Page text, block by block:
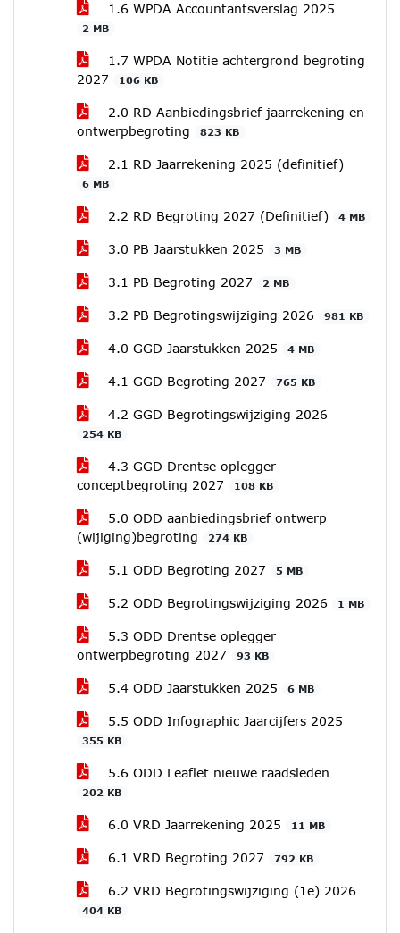
1.6 WPDA Accountantsverslag 2025
2 MB
1.7 WPDA Notitie achtergrond begroting
2027
106 KB
2.0 RD Aanbiedingsbrief jaarrekening en
ontwerpbegroting
823 KB
2.1 RD Jaarrekening 2025 (definitief)
6 MB
2.2 RD Begroting 2027 (Definitief) 4 MB
3.0 PB Jaarstukken 2025 3 MB
3.1 PB Begroting 2027 2 MB
3.2 PB Begrotingswijziging 2026 981 KB
4.0 GGD Jaarstukken 2025 4 MB
4.1 GGD Begroting 2027 765 KB
4.2 GGD Begrotingswijziging 2026
254 KB
4.3 GGD Drentse oplegger
conceptbegroting 2027
108 KB
5.0 ODD aanbiedingsbrief ontwerp
(wijiging)begroting
274 KB
5.1 ODD Begroting 2027 5 MB
5.2 ODD Begrotingswijziging 2026 1 MB
5.3 ODD Drentse oplegger
ontwerpbegroting 2027
93 KB
5.4 ODD Jaarstukken 2025 6 MB
5.5 ODD Infographic Jaarcijfers 2025
355 KB
5.6 ODD Leaflet nieuwe raadsleden
202 KB
6.0 VRD Jaarrekening 2025 11 MB
6.1 VRD Begroting 2027 792 KB
6.2 VRD Begrotingswijziging (1e) 2026
404 KB